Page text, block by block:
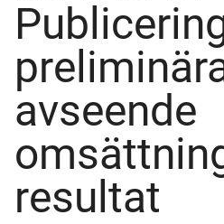
avseende
resultat